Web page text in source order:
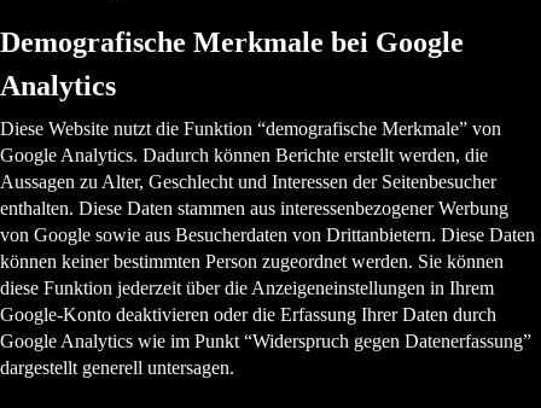
Demografische Merkmale bei Google
Analytics
Diese Website nutzt die Funktion “demografische Merkmale” von
Google Analytics. Dadurch können Berichte erstellt werden, die
Aussagen zu Alter, Geschlecht und Interessen der Seitenbesucher
enthalten. Diese Daten stammen aus interessenbezogener Werbung
von Google sowie aus Besucherdaten von Drittanbietern. Diese Daten
können keiner bestimmten Person zugeordnet werden. Sie können
diese Funktion jederzeit über die Anzeigeneinstellungen in Ihrem
Google-Konto deaktivieren oder die Erfassung Ihrer Daten durch
Google Analytics wie im Punkt “Widerspruch gegen Datenerfassung”
dargestellt generell untersagen.